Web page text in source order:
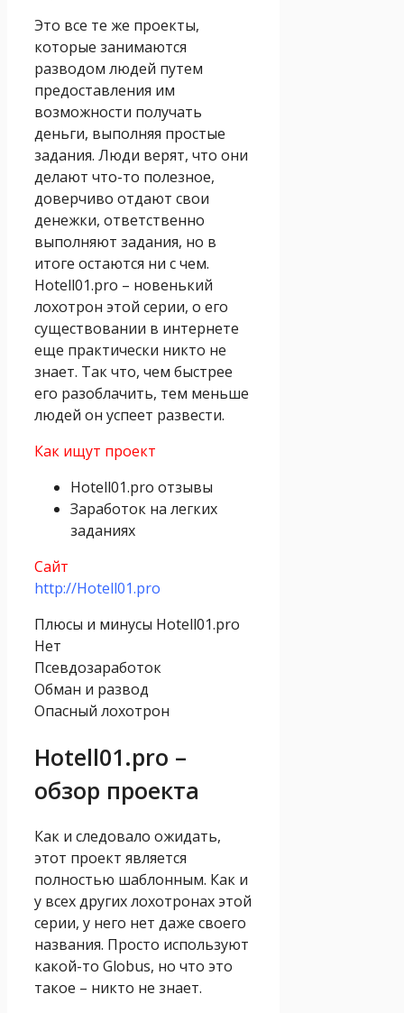
Это все те же проекты,
которые занимаются
разводом людей путем
предоставления им
возможности получать
деньги, выполняя простые
задания. Люди верят, что они
делают что-то полезное,
доверчиво отдают свои
денежки, ответственно
выполняют задания, но в
итоге остаются ни с чем.
Hotell01.pro – новенький
лохотрон этой серии, о его
существовании в интернете
еще практически никто не
знает. Так что, чем быстрее
его разоблачить, тем меньше
людей он успеет развести.
Как ищут проект
Hotell01.pro отзывы
Заработок на легких
заданиях
Сайт
http://Hotell01.pro
Плюсы и минусы Hotell01.pro
Нет
Псевдозаработок
Обман и развод
Опасный лохотрон
Hotell01.pro –
обзор проекта
Как и следовало ожидать,
этот проект является
полностью шаблонным. Как и
у всех других лохотронах этой
серии, у него нет даже своего
названия. Просто используют
какой-то Globus, но что это
такое – никто не знает.